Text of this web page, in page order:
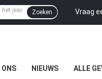
Vraag
Zoeken
NIEUWS ALLE